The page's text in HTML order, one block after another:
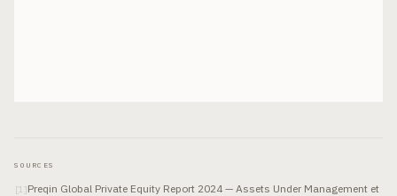
SOURCES
[1 ]Preqin Global Private Equity Report 2024 — Assets Under Management et